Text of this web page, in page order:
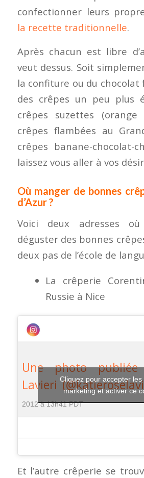
confectionner leurs
la recette traditionnelle.
Après chacun est libre
veut dessus. Soit
la confiture ou du chocolat
des crêpes un peu plus
crêpes suzettes
crêpes flambées au
crêpes banane-chocolat-
laissez vous aller à vos
Où manger de bonnes
d’Azur ?
Voici deux adresses
déguster des bonnes
deux pas de l’école de
La crêperie
Russie à Nice
Une photo
Lavieri
2012 à 13h41 PDT
Cliquez pour accepter les
marketing et activer ce
Et l’autre crêperie se